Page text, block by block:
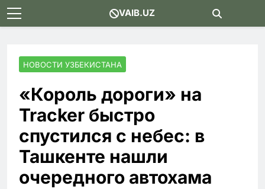
Skip
to
VAIB.UZ
НОВОСТИ УЗБЕКИСТАНА
«Король дороги» на
Tracker быстро
спустился с небес: в
Ташкенте нашли
очередного автохамa